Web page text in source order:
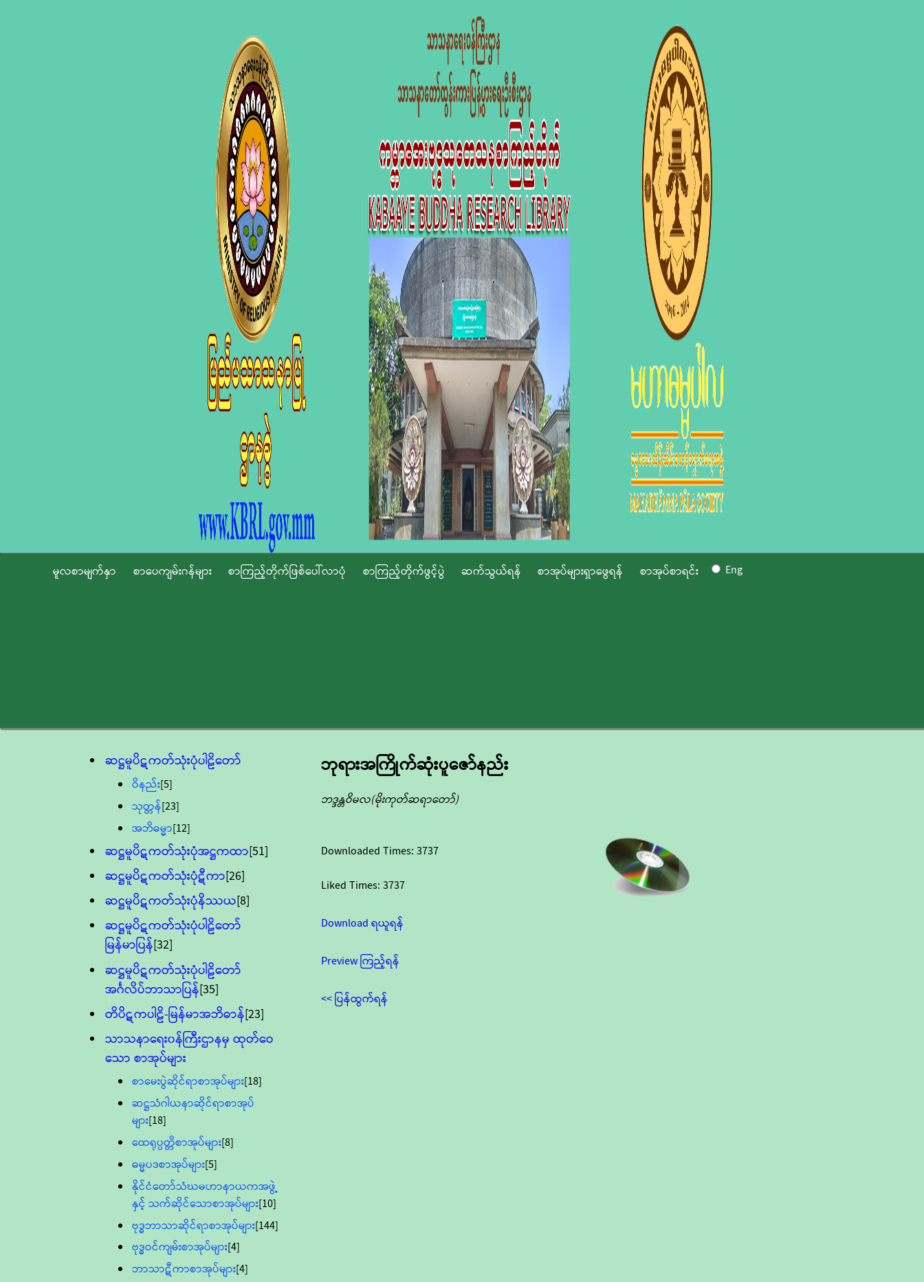
မူလစာမျက်နှာ စာပေကျမ်းဂန်များ စာကြည့်တိုက်ဖြစ်ပေါ်လာပုံ စာကြည့်တိုက်ဖွင့်ပွဲ ဆက်သွယ်ရန် စာအုပ်များရှာဖွေရန် စာအုပ်စာရင်း Eng
ဆဋ္ဌမူပိဋကတ်သုံးပုံပါဠိတော်
ဝိနည်း[5]
သုတ္တန်[23]
အဘိဓမ္မာ[12]
ဆဋ္ဌမူပိဋကတ်သုံးပုံအဋ္ဌကထာ[51]
ဆဋ္ဌမူပိဋကတ်သုံးပုံဋီကာ[26]
ဆဋ္ဌမူပိဋကတ်သုံးပုံနိဿယ[8]
ဆဋ္ဌမူပိဋကတ်သုံးပုံပါဠိတော်
မြန်မာပြန်[32]
ဆဋ္ဌမူပိဋကတ်သုံးပုံပါဠိတော်
အင်္ဂလိပ်ဘာသာပြန်[35]
တိပိဋကပါဠိ-မြန်မာအဘိဓာန်[23]
သာသနာရေး၀န်ကြီးဌာနမှ ထုတ်ဝေ
သော စာအုပ်များ
စာမေးပွဲဆိုင်ရာစာအုပ်များ[18]
ဆဋ္ဌသံဂါယနာဆိုင်ရာစာအုပ်
များ[18]
ထေရုပ္ပတ္တိစာအုပ်များ[8]
ဓမ္မပဒစာအုပ်များ[5]
နိုင်ငံတော်သံဃမဟာနာယကအဖွဲ့
နှင့် သက်ဆိုင်သောစာအုပ်များ[10]
ဗုဒ္ဓဘာသာဆိုင်ရာစာအုပ်များ[144]
ဗုဒ္ဓဝင်ကျမ်းစာအုပ်များ[4]
ဘာသာဋီကာစာအုပ်များ[4]
ဘုရားအကြိုက်ဆုံးပူဇော်နည်း
ဘဒ္ဒန္တဝိမလ(မိုးကုတ်ဆရာတော်)
Downloaded Times: 3737
Liked Times: 3737
Download ရယူရန်
Preview ကြည့်ရန်
<< ပြန်ထွက်ရန်